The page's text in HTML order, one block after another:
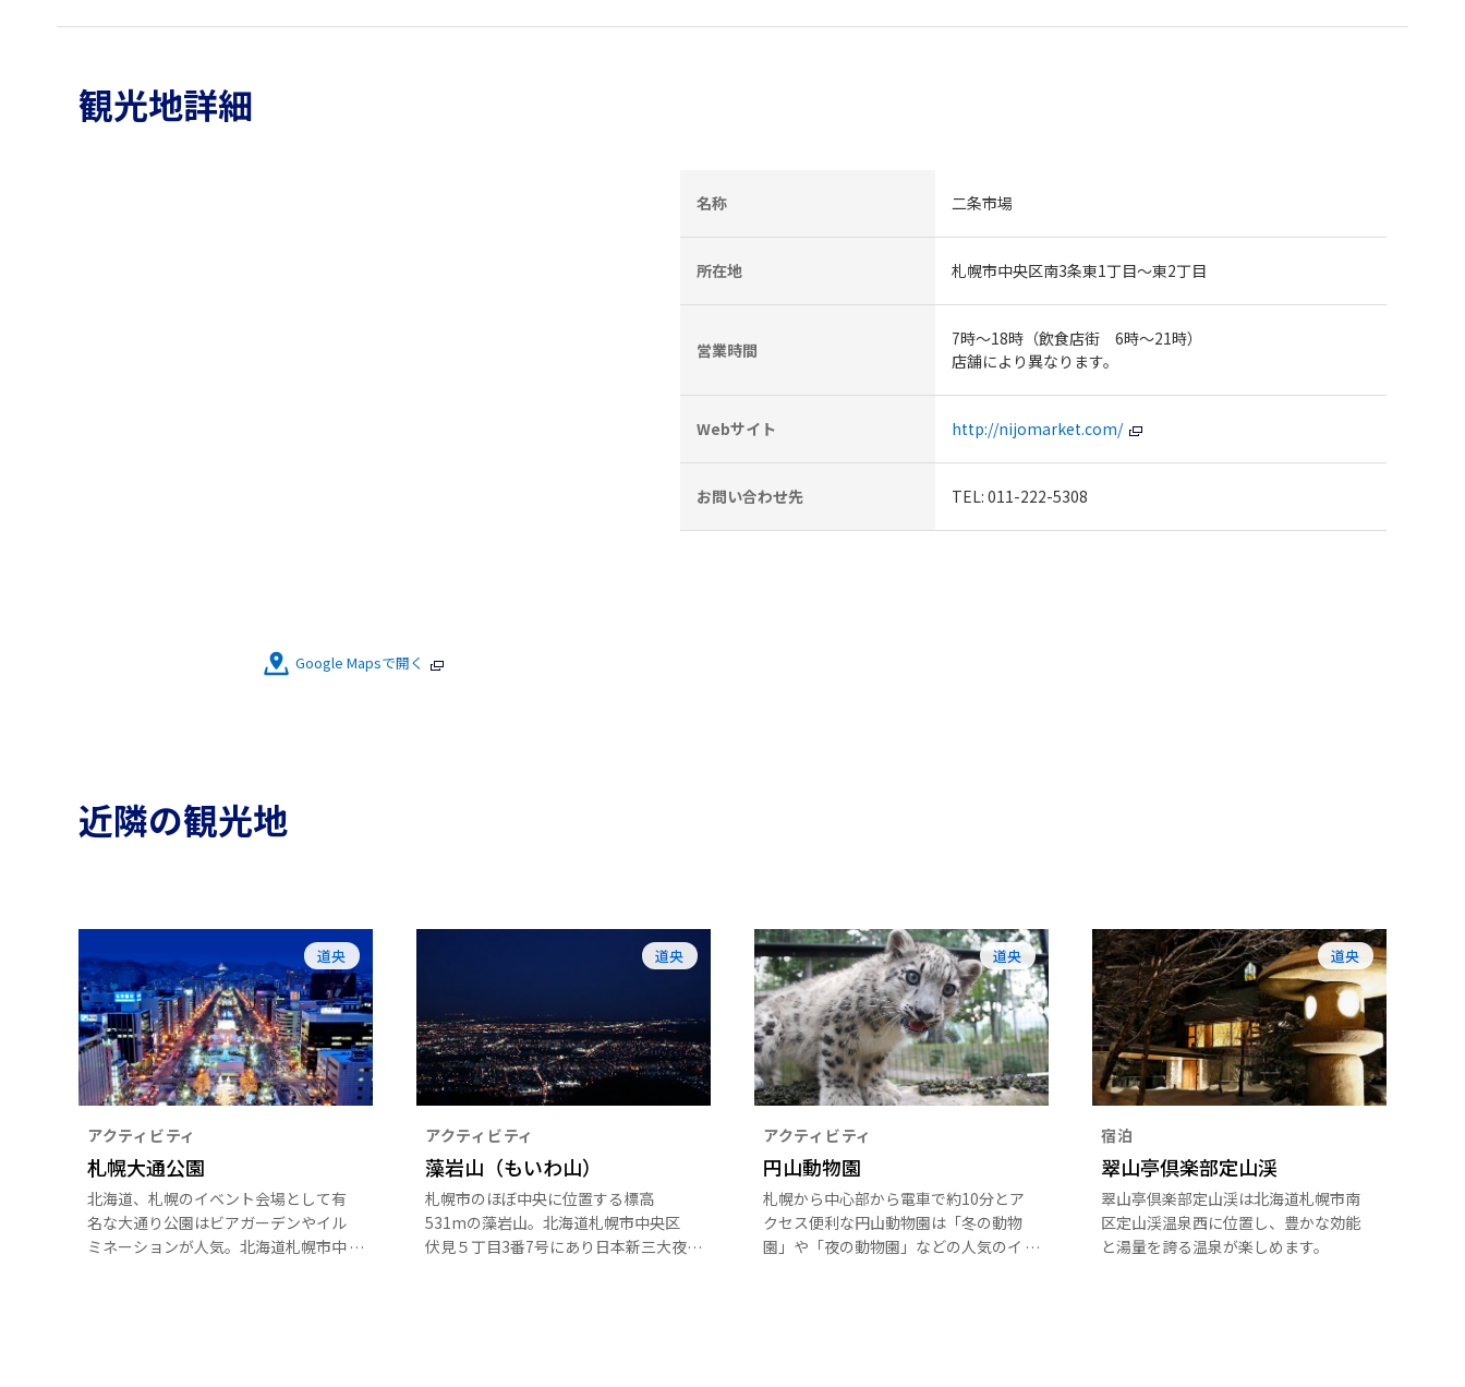
観光地詳細
Google Mapsで開く
名称 二条市場
所在地 札幌市中央区南3条東1丁目～東2丁目
営業時間
7時～18時（飲食店街 6時～21時）
店舗により異なります。
Webサイト http://nijomarket.com/
お問い合わせ先 TEL: 011-222-5308
近隣の観光地
道央
アクティビティ
札幌大通公園
北海道、札幌のイベント会場として有
名な大通り公園はビアガーデンやイル
ミネーションが人気。北海道札幌市中
道央
アクティビティ
藻岩山（もいわ山）
札幌市のほぼ中央に位置する標高
531mの藻岩山。北海道札幌市中央区
伏見５丁目3番7号にあり日本新三大夜
道央
アクティビティ
円山動物園
札幌から中心部から電車で約10分とア
クセス便利な円山動物園は「冬の動物
園」や「夜の動物園」などの人気のイ
道央
宿泊
翠山亭倶楽部定山渓
翠山亭倶楽部定山渓は北海道札幌市南
区定山渓温泉西に位置し、豊かな効能
と湯量を誇る温泉が楽しめます。